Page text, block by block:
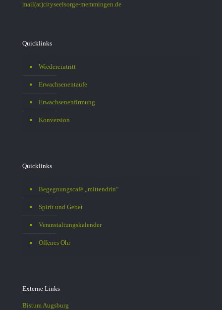
mail(at)cityseelsorge-memmingen.de
Quicklinks
Wiedereintritt
Erwachsenentaufe
Erwachsenenfirmung
Konversion
Quicklinks
Begegnungscafé „mittendrin“
Spirit und Gebet
Veranstaltungskalender
Offenes Ohr
Externe Links
Bistum Augsburg